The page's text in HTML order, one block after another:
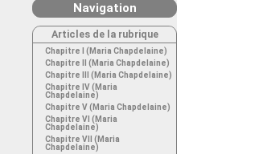
Navigation
Articles de la rubrique
Chapitre I (Maria Chapdelaine)
Chapitre II (Maria Chapdelaine)
Chapitre III (Maria Chapdelaine)
Chapitre IV (Maria
Chapdelaine)
Chapitre V (Maria Chapdelaine)
Chapitre VI (Maria
Chapdelaine)
Chapitre VII (Maria
Chapdelaine)